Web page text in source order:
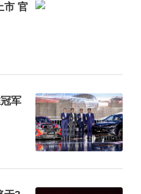
型上出现的享受与智
基础容积达474L，扩
排座椅支持4/6分割方
轴向长度，增加长
，空间布局更灵活，
载物或是居家出行，
市 官
军